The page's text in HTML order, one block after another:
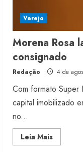
Varejo
Morena Rosa
consignado
Redação 4 de
Com formato Super
capital imobilizado
no...
Leia MaisRead
more